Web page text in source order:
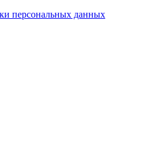
персональных данных